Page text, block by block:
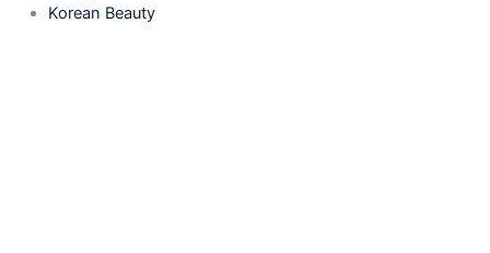
Korean Beauty